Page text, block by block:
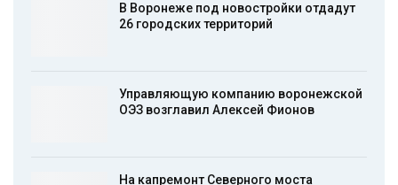
В Воронеже под новостройки отдадут
26 городских территорий
Управляющую компанию воронежской
ОЭЗ возглавил Алексей Фионов
На капремонт Северного моста